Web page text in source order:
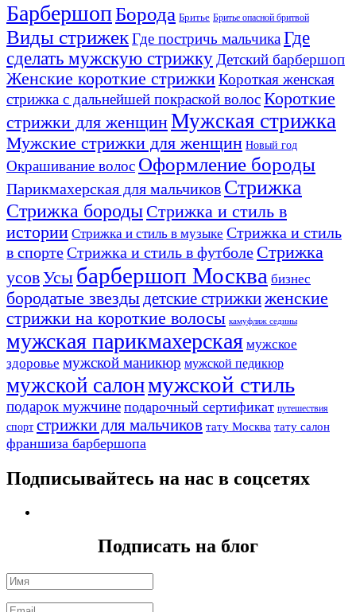
БарбершопБорода Бритье Бритье опасной бритвой
Виды стрижекГде постричь мальчикаГде
сделать мужскую стрижкуДетский барбершоп
Женские короткие стрижкиКороткая женская
стрижка с дальнейшей покраской волосКороткие
стрижки для женщинМужская стрижка
Мужские стрижки для женщин Новый год
Окрашивание волос Оформление бороды
Парикмахерская для мальчиков Стрижка
Стрижка бороды Стрижка и стиль в
истории Стрижка и стиль в музыке Стрижка и стиль
в спортеСтрижка и стиль в футболе Стрижка
усовУсы барбершоп Москва бизнес
бородатые звездыдетские стрижкиженские
стрижки на короткие волосы камуфляж седины
мужская парикмахерская мужское
здоровье мужской маникюр мужской педикюр
мужской салонмужской стиль
подарок мужчине подарочный сертификат путешествия
спорт стрижки для мальчиков тату Москва тату салон
франшиза барбершопа
Подписывайтесь на нас в соцсетях
Подписать на блог